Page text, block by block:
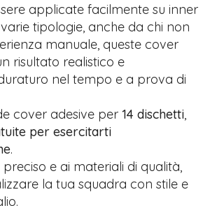
applicate facilmente su inner
tipologie, anche da chi non
manuale, queste cover
risultato realistico e
nel tempo e a prova di
cover adesive per14 dischetti,
per esercitarti
.
e ai materiali di qualità,
la tua squadra con stile e